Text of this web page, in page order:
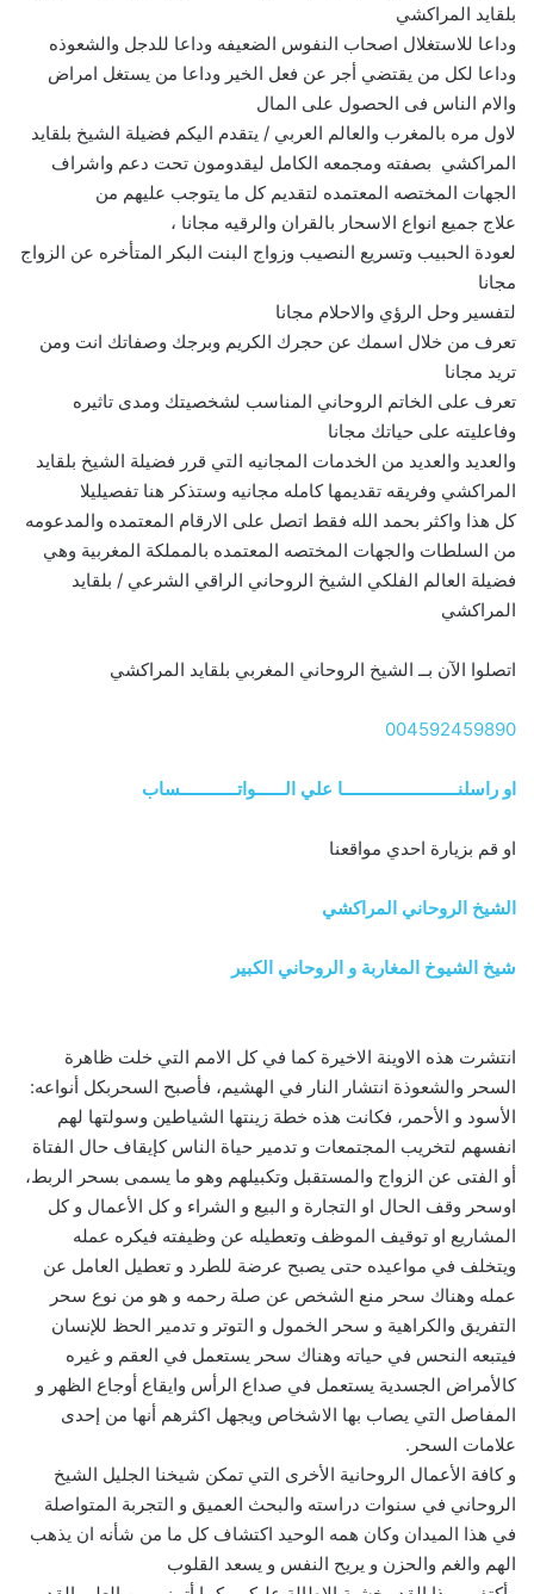
بلقايد المراكشي
وداعا للاستغلال اصحاب النفوس الضعيفه وداعا للدجل والشعوذه
وداعا لكل من يقتضي أجر عن فعل الخير وداعا من يستغل امراض
والام الناس فى الحصول على المال
لاول مره بالمغرب والعالم العربي / يتقدم اليكم فضيلة الشيخ بلقايد
المراكشي بصفته ومجمعه الكامل ليقدومون تحت دعم واشراف
الجهات المختصه المعتمده لتقديم كل ما يتوجب عليهم من
علاج جميع انواع الاسحار بالقران والرقيه مجانا ،
لعودة الحبيب وتسريع النصيب وزواج البنت البكر المتأخره عن الزواج
مجانا
لتفسير وحل الرؤي والاحلام مجانا
تعرف من خلال اسمك عن حجرك الكريم وبرجك وصفاتك انت ومن
تريد مجانا
تعرف على الخاتم الروحاني المناسب لشخصيتك ومدى تاثيره
وفاعليته على حياتك مجانا
والعديد والعديد من الخدمات المجانيه التي قرر فضيلة الشيخ بلقايد
المراكشي وفريقه تقديمها كامله مجانيه وستذكر هنا تفصيليلا
كل هذا واكثر بحمد الله فقط اتصل على الارقام المعتمده والمدعومه
من السلطات والجهات المختصه المعتمده بالمملكة المغربية وهي
فضيلة العالم الفلكي الشيخ الروحاني الراقي الشرعي / بلقايد
المراكشي
اتصلوا الآن بــ الشيخ الروحاني المغربي بلقايد المراكشي
004592459890
او راسلنــــــــــــــــــــــــا علي الــــــواتــــــــــــساب
او قم بزيارة احدي مواقعنا
الشيخ الروحاني المراكشي
شيخ الشيوخ المغاربة و الروحاني الكبير
انتشرت هذه الاوينة الاخيرة كما في كل الامم التي خلت ظاهرة
السحر والشعوذة انتشار النار في الهشيم، فأصبح السحربكل أنواعه:
الأسود و الأحمر، فكانت هذه خطة زينتها الشياطين وسولتها لهم
انفسهم لتخريب المجتمعات و تدمير حياة الناس كإيقاف حال الفتاة
أو الفتى عن الزواج والمستقبل وتكبيلهم وهو ما يسمى بسحر الربط،
اوسحر وقف الحال او التجارة و البيع و الشراء و كل الأعمال و كل
المشاريع او توقيف الموظف وتعطيله عن وظيفته فيكره عمله
ويتخلف في مواعيده حتى يصبح عرضة للطرد و تعطيل العامل عن
عمله وهناك سحر منع الشخص عن صلة رحمه و هو من نوع سحر
التفريق والكراهية و سحر الخمول و التوتر و تدمير الحظ للإنسان
فيتبعه النحس في حياته وهناك سحر يستعمل في العقم و غيره
كالأمراض الجسدية يستعمل في صداع الرأس وايقاع أوجاع الظهر و
المفاصل التي يصاب بها الاشخاص ويجهل اكثرهم أنها من إحدى
علامات السحر.
و كافة الأعمال الروحانية الأخرى التي تمكن شيخنا الجليل الشيخ
الروحاني في سنوات دراسته والبحث العميق و التجربة المتواصلة
في هذا الميدان وكان همه الوحيد اكتشاف كل ما من شأنه ان يذهب
الهم والغم والحزن و يريح النفس و يسعد القلوب